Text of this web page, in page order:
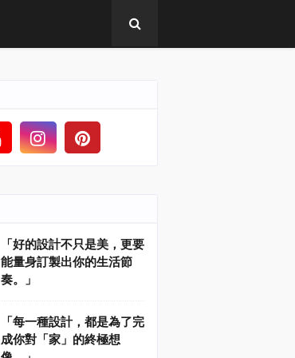
「好的設計不只是美，更要
能量身訂製出你的生活節
奏。」
「每一種設計，都是為了完
成你對「家」的終極想